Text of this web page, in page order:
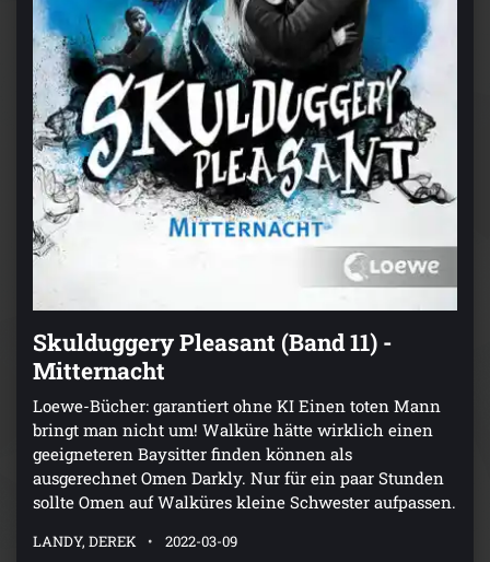
Skulduggery Pleasant (Band 11) -
Mitternacht
Loewe-Bücher: garantiert ohne KI Einen toten Mann
bringt man nicht um! Walküre hätte wirklich einen
geeigneteren Baysitter finden können als
ausgerechnet Omen Darkly. Nur für ein paar Stunden
sollte Omen auf Walküres kleine Schwester aufpassen.
LANDY, DEREK 2022-03-09